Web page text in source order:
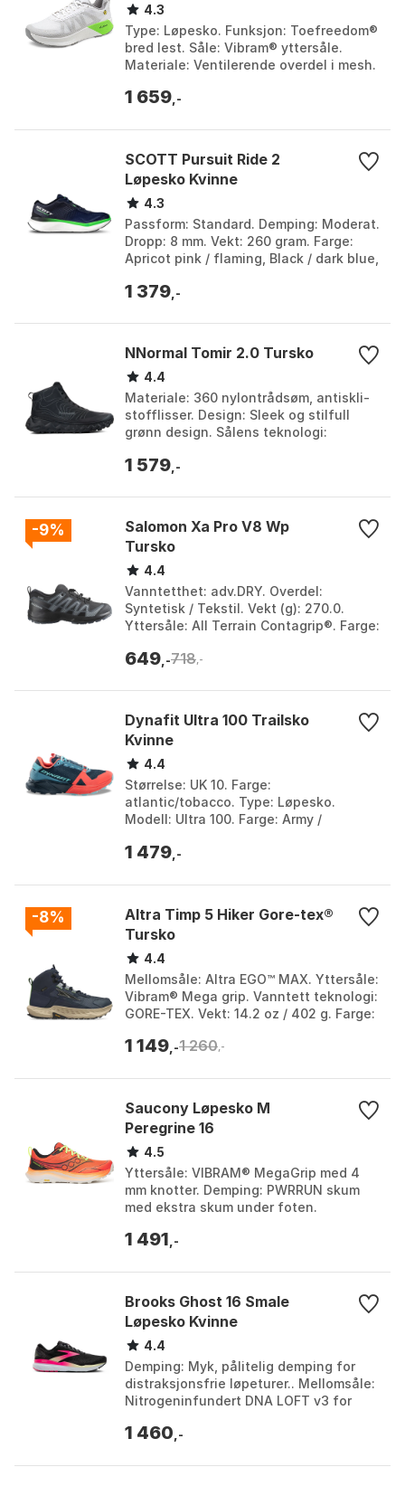
4.3
Type: Løpesko. Funksjon: Toefreedom®
bred lest. Såle: Vibram® yttersåle.
Materiale: Ventilerende overdel i mesh.
Størrelse...
1 659 ,-
SCOTT Pursuit Ride 2
Løpesko Kvinne
4.3
Passform: Standard. Demping: Moderat.
Dropp: 8 mm. Vekt: 260 gram. Farge:
Apricot pink / flaming, Black / dark blue,
lake b...
1 379 ,-
NNormal Tomir 2.0 Tursko
4.4
Materiale: 360 nylontrådsøm, antiskli-
stofflisser. Design: Sleek og stilfull
grønn design. Sålens teknologi:
Traction Lug. Demping...
1 579 ,-
-9%
Salomon Xa Pro V8 Wp
Tursko
4.4
Vanntetthet: adv.DRY. Overdel:
Syntetisk / Tekstil. Vekt (g): 270.0.
Yttersåle: All Terrain Contagrip®. Farge:
/ turbu...
649 ,-718 ,-
Dynafit Ultra 100 Trailsko
Kvinne
4.4
Størrelse: UK 10. Farge:
atlantic/tobacco. Type: Løpesko.
Modell: Ultra 100. Farge: Army /
blueberry, Jadelite / lich...
1 479 ,-
-8%
Altra Timp 5 Hiker Gore-tex®
Tursko
4.4
Mellomsåle: Altra EGO™ MAX. Yttersåle:
Vibram® Mega grip. Vanntett teknologi:
GORE-TEX. Vekt: 14.2 oz / 402 g. Farge:
1 149 ,-1 260,-
Saucony Løpesko M
Peregrine 16
4.5
Yttersåle: VIBRAM® MegaGrip med 4
mm knotter. Demping: PWRRUN skum
med ekstra skum under foten.
foran. Vekt: 271 g. Farge: Aqua...
1 491 ,-
Brooks Ghost 16 Smale
Løpesko Kvinne
4.4
Demping: Myk, pålitelig demping for
distraksjonsfrie løpeturer.. Mellomsåle:
Nitrogeninfundert DNA LOFT v3 for
air mesh-...
1 460 ,-